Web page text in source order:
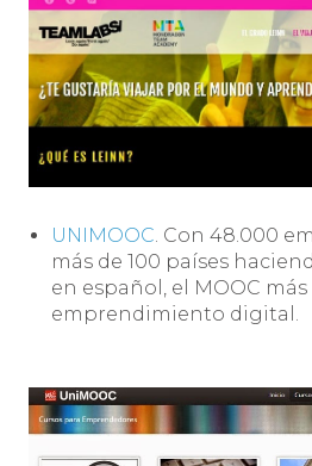
UNIMOOC. Con 48.000
más de 100 países
en español, el MOOC
emprendimiento digital.